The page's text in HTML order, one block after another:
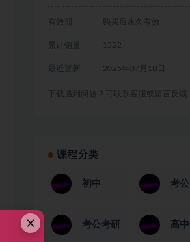
有效期 购买后永久有效
累计销量 1522
最近更新 2025年07月18日
下载遇到问题？可联系客服或留言反馈
课程分类
初中 考公
考公考研 高中
×